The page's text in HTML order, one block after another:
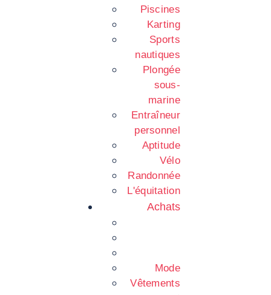
Piscines
Karting
Sports
nautiques
Plongée
sous-
marine
Entraîneur
personnel
Aptitude
Vélo
Randonnée
L'équitation
Achats
Mode
Vêtements